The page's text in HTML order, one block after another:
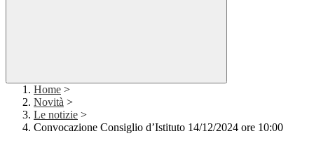
Home >
Novità >
Le notizie >
Convocazione Consiglio d’Istituto 14/12/2024 ore 10:00